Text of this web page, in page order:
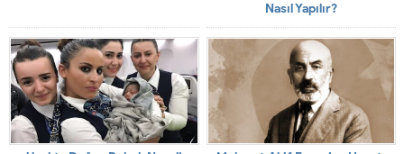
Nasıl Yapılır?